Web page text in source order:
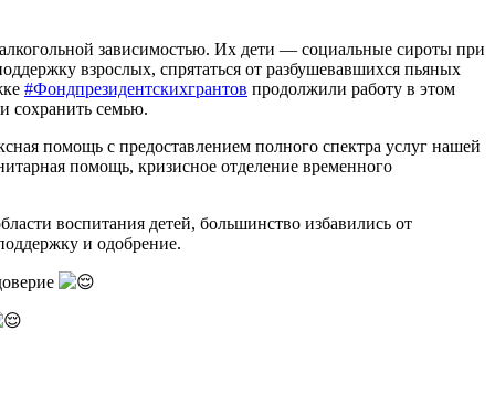
зависимостью. Их дети — социальные сироты при
взрослых, спрятаться от разбушевавшихся пьяных
#Фондпрезидентскихгрантов продолжили работу в этом
сохранить семью.
помощь с предоставлением полного спектра услуг нашей
помощь, кризисное отделение временного
воспитания детей, большинство избавились от
и одобрение.